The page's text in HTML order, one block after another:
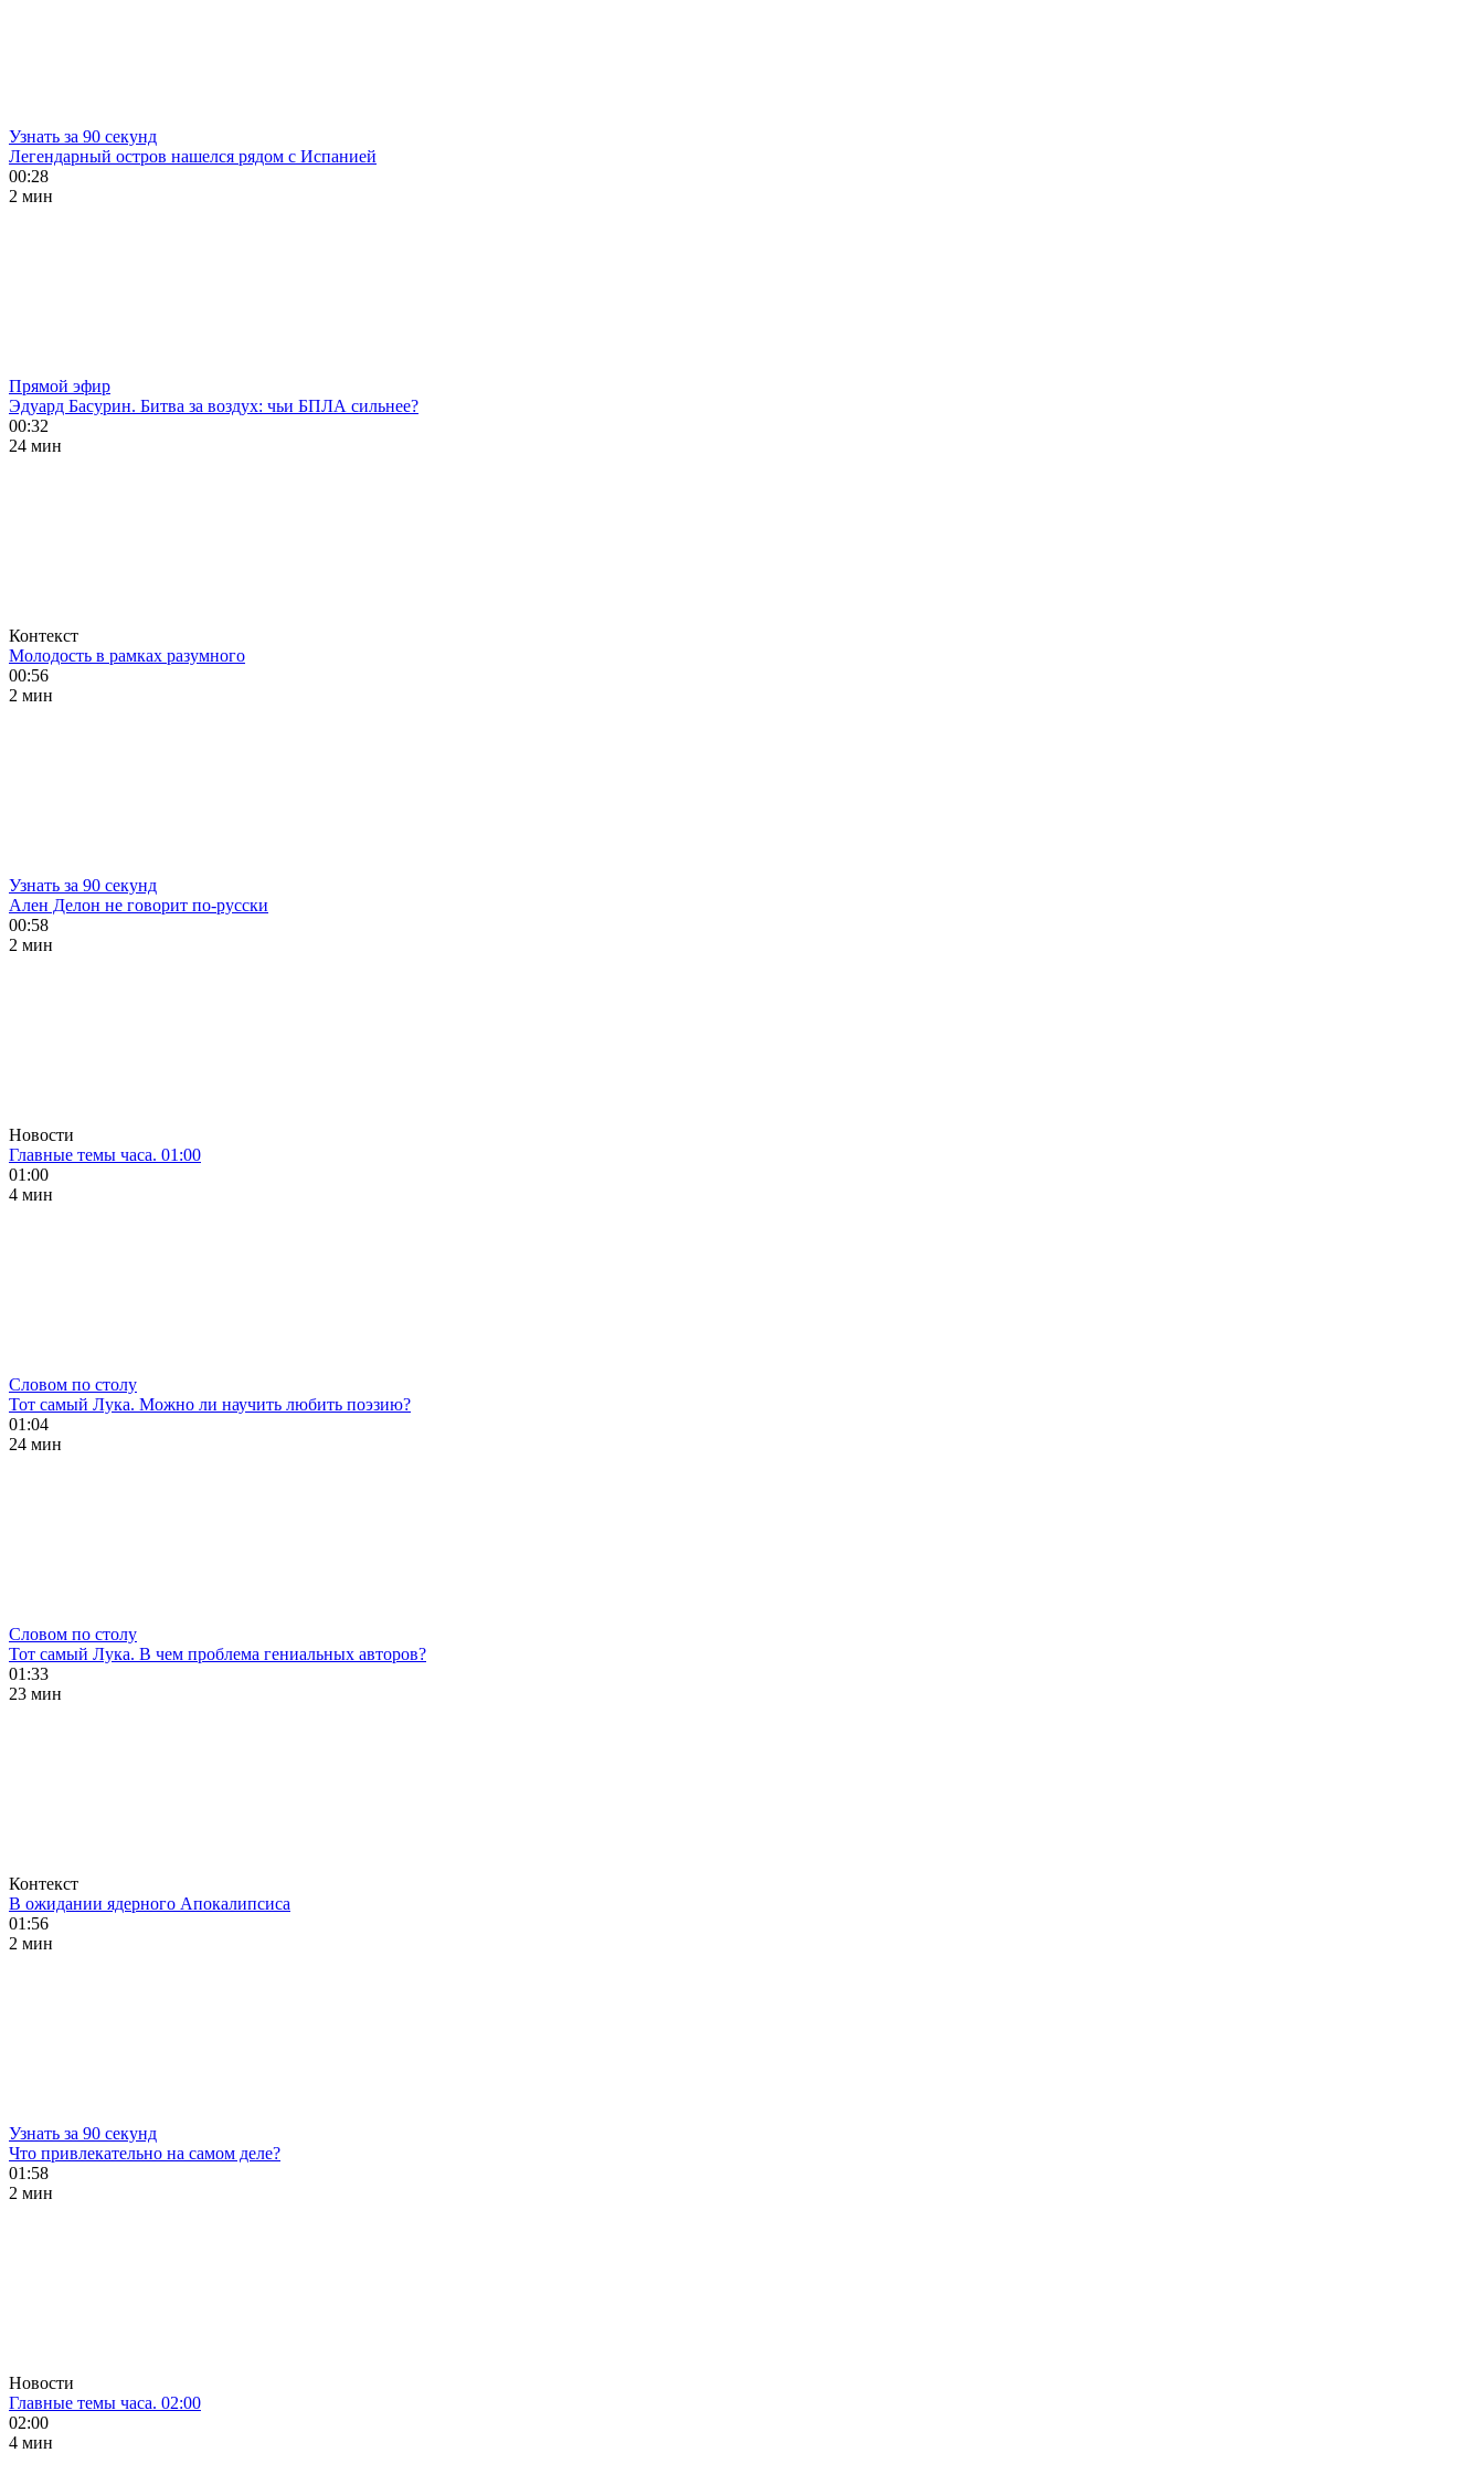
Узнать за 90 секунд
Легендарный остров нашелся рядом с Испанией
00:28
2 мин
Прямой эфир
Эдуард Басурин. Битва за воздух: чьи БПЛА сильнее?
00:32
24 мин
Контекст
Молодость в рамках разумного
00:56
2 мин
Узнать за 90 секунд
Ален Делон не говорит по-русски
00:58
2 мин
Новости
Главные темы часа. 01:00
01:00
4 мин
Словом по столу
Тот самый Лука. Можно ли научить любить поэзию?
01:04
24 мин
Словом по столу
Тот самый Лука. В чем проблема гениальных авторов?
01:33
23 мин
Контекст
В ожидании ядерного Апокалипсиса
01:56
2 мин
Узнать за 90 секунд
Что привлекательно на самом деле?
01:58
2 мин
Новости
Главные темы часа. 02:00
02:00
4 мин